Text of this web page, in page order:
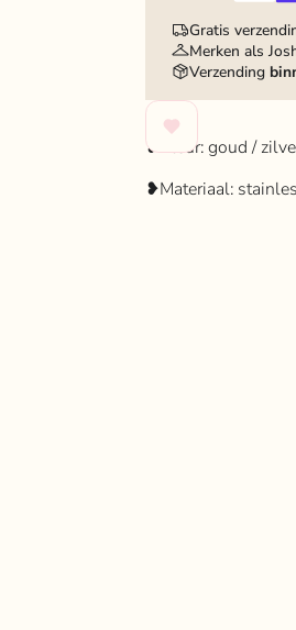
Gratis
Merken als
Verzending
❥Kleur: goud /
❥Materiaal: